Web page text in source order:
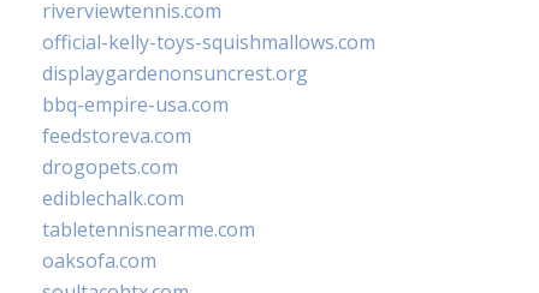
riverviewtennis.com
official-kelly-toys-squishmallows.com
displaygardenonsuncrest.org
bbq-empire-usa.com
feedstoreva.com
drogopets.com
ediblechalk.com
tabletennisnearme.com
oaksofa.com